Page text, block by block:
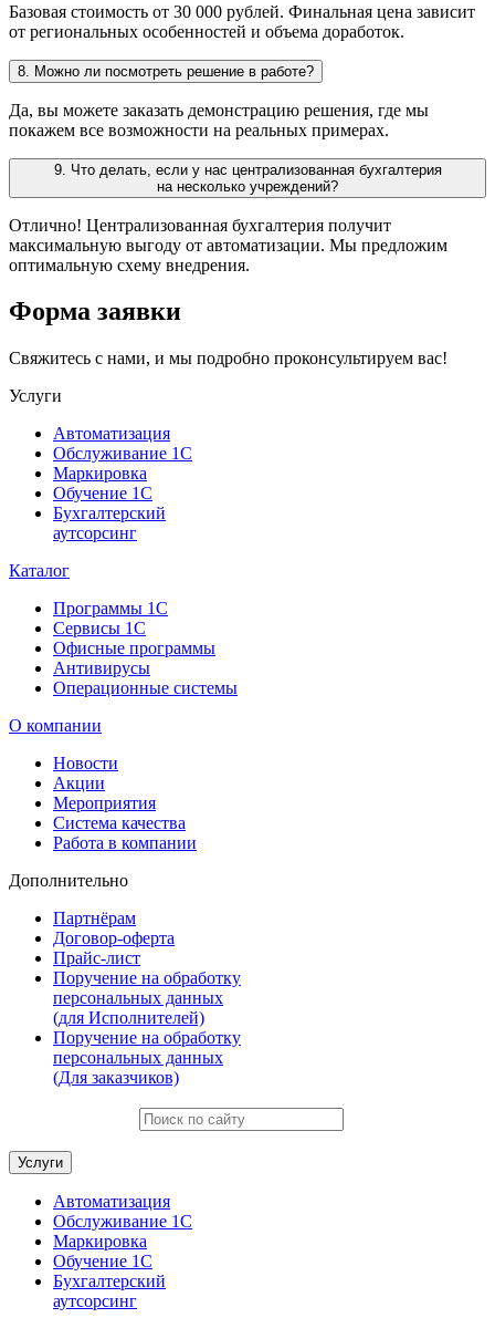
Базовая стоимость от 30 000 рублей. Финальная цена зависит
от региональных особенностей и объема доработок.
8. Можно ли посмотреть решение в работе?
Да, вы можете заказать демонстрацию решения, где мы
покажем все возможности на реальных примерах.
9. Что делать, если у нас централизованная бухгалтерия
на несколько учреждений?
Отлично! Централизованная бухгалтерия получит
максимальную выгоду от автоматизации. Мы предложим
оптимальную схему внедрения.
Форма заявки
Свяжитесь с нами, и мы подробно проконсультируем вас!
Услуги
Автоматизация
Обслуживание 1С
Маркировка
Обучение 1С
Бухгалтерский
аутсорсинг
Каталог
Программы 1С
Сервисы 1С
Офисные программы
Антивирусы
Операционные системы
О компании
Новости
Акции
Мероприятия
Система качества
Работа в компании
Дополнительно
Партнёрам
Договор-оферта
Прайс-лист
Поручение на обработку
персональных данных
(для Исполнителей)
Поручение на обработку
персональных данных
(Для заказчиков)
Услуги
Автоматизация
Обслуживание 1С
Маркировка
Обучение 1С
Бухгалтерский
аутсорсинг